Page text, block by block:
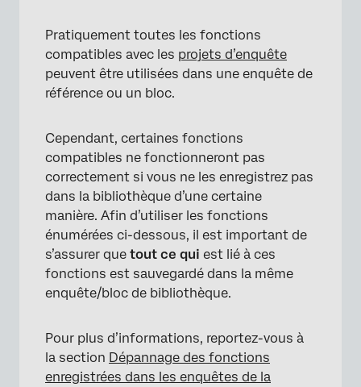
Pratiquement toutes les fonctions
compatibles avec les projets d’enquête
peuvent être utilisées dans une enquête de
référence ou un bloc.
Cependant, certaines fonctions
compatibles ne fonctionneront pas
correctement si vous ne les enregistrez pas
dans la bibliothèque d’une certaine
manière. Afin d’utiliser les fonctions
énumérées ci-dessous, il est important de
s’assurer que tout ce qui est lié à ces
fonctions est sauvegardé dans la même
enquête/bloc de bibliothèque.
Pour plus d’informations, reportez-vous à
la section Dépannage des fonctions
enregistrées dans les enquêtes de la